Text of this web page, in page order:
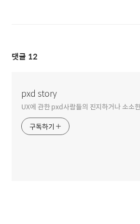
댓글 12
pxd story
UX에 관한 pxd사람들의 진지하거나 소소
구독하기